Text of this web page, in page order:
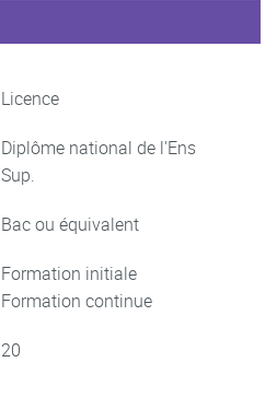
Licence
Diplôme national de l'Ens
Sup.
Bac ou équivalent
Formation initiale
Formation continue
20